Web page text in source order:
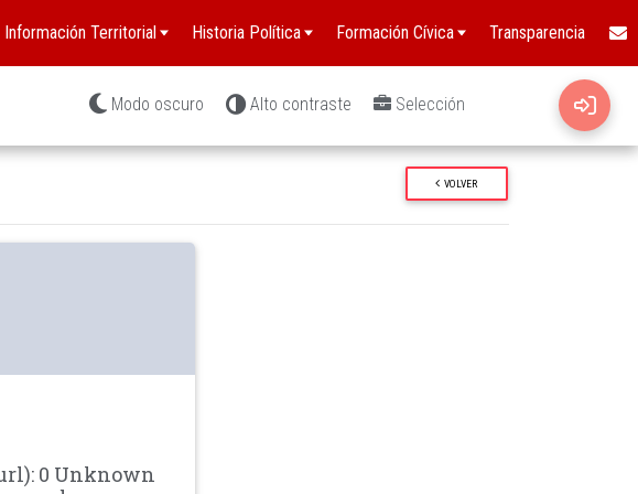
Información Territorial Historia Política Formación Cívica Transparencia
Modo oscuro Alto contraste Selección
VOLVER
0 Unknown